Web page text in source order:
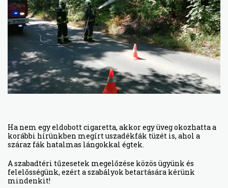
Ha nem egy eldobott cigaretta, akkor egy üveg okozhatta a
korábbi hírünkben megírt uszadékfák tüzét is, ahol a
száraz fák hatalmas lángokkal égtek.
A szabadtéri tűzesetek megelőzése közös ügyünk és
felelősségünk, ezért a szabályok betartására kérünk
mindenkit!